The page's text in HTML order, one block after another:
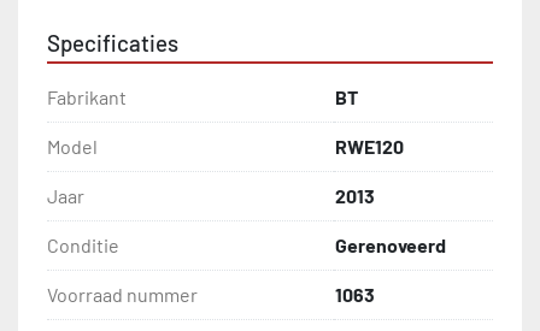
Specificaties
Fabrikant BT
Model RWE120
Jaar 2013
Conditie Gerenoveerd
Voorraad nummer 1063